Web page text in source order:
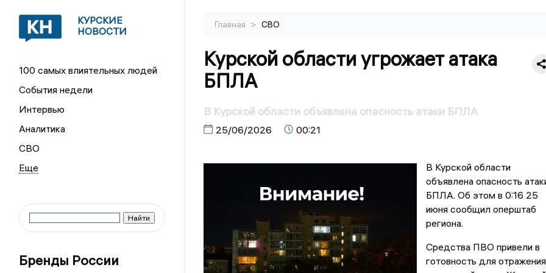
КУРСКИЕ
НОВОСТИ
100 самых влиятельных людей
События недели
Интервью
Аналитика
СВО
Бренды России
Главная > СВО
Курской области угрожает атака
БПЛА
В Курской области объявлена опасность атаки БПЛА
25/06/2026 00:21
В Курской области
объявлена опасность
БПЛА. Об этом в 0:16 25
июня сообщил оперштаб
региона.
Средства ПВО привели в
готовность для отражения